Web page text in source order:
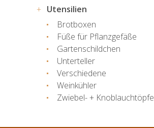
Utensilien
Brotboxen
Füße für Pflanzgefäße
Gartenschildchen
Unterteller
Verschiedene
Weinkühler
Zwiebel- + Knoblauchtöpfe